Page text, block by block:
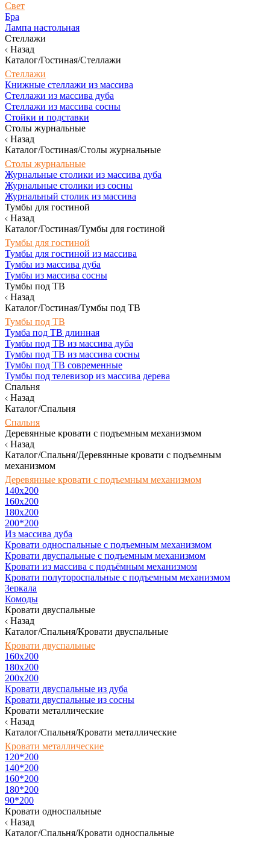
Свет
Бра
Лампа настольная
Стеллажи
Назад
Каталог/Гостиная/Стеллажи
Стеллажи
Книжные стеллажи из массива
Стеллажи из массива дуба
Стеллажи из массива сосны
Стойки и подставки
Столы журнальные
Назад
Каталог/Гостиная/Столы журнальные
Столы журнальные
Журнальные столики из массива дуба
Журнальные столики из сосны
Журнальный столик из массива
Тумбы для гостиной
Назад
Каталог/Гостиная/Тумбы для гостиной
Тумбы для гостиной
Тумбы для гостиной из массива
Тумбы из массива дуба
Тумбы из массива сосны
Тумбы под ТВ
Назад
Каталог/Гостиная/Тумбы под ТВ
Тумбы под ТВ
Тумба под ТВ длинная
Тумбы под ТВ из массива дуба
Тумбы под ТВ из массива сосны
Тумбы под ТВ современные
Тумбы под телевизор из массива дерева
Спальня
Назад
Каталог/Спальня
Спальня
Деревянные кровати с подъемным механизмом
Назад
Каталог/Спальня/Деревянные кровати с подъемным
механизмом
Деревянные кровати с подъемным механизмом
140x200
160х200
180х200
200*200
Из массива дуба
Кровати односпальные с подъемным механизмом
Кровати двуспальные с подъемным механизмом
Кровати из массива с подъёмным механизмом
Кровати полутороспальные с подъемным механизмом
Зеркала
Комоды
Кровати двуспальные
Назад
Каталог/Спальня/Кровати двуспальные
Кровати двуспальные
160х200
180x200
200x200
Кровати двуспальные из дуба
Кровати двуспальные из сосны
Кровати металлические
Назад
Каталог/Спальня/Кровати металлические
Кровати металлические
120*200
140*200
160*200
180*200
90*200
Кровати односпальные
Назад
Каталог/Спальня/Кровати односпальные